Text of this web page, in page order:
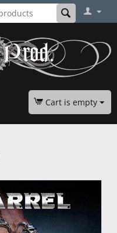
Cart is empty